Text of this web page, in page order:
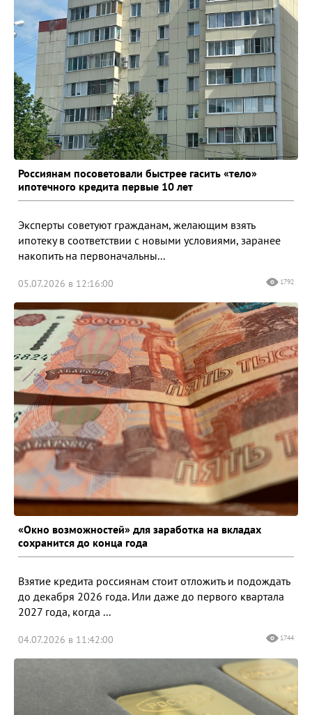
Россиянам посоветовали быстрее гасить «тело»
ипотечного кредита первые 10 лет
Эксперты советуют гражданам, желающим взять
ипотеку в соответствии с новыми условиями, заранее
накопить на первоначальны...
05.07.2026 в 12:16:00 1792
«Окно возможностей» для заработка на вкладах
сохранится до конца года
Взятие кредита россиянам стоит отложить и подождать
до декабря 2026 года. Или даже до первого квартала
2027 года, когда ...
04.07.2026 в 11:42:00 1744